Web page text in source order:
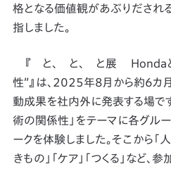
格となる価値観があぶりだされ
指しました。
『 と、 と、 と展 Hondaと
性”』は、2025年8月から約6
動成果を社内外に発表する場で
術の関係性」をテーマに各グル
ークを体験しました。そこから「人
きもの」「ケア」「つくる」など